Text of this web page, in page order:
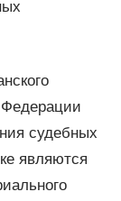
Федерации
судебных
являются